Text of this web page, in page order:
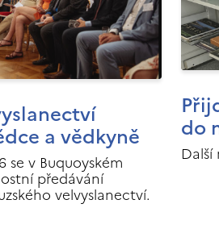
a vědkyně
se v Buquoyském
předávání
velvyslanectví.
do